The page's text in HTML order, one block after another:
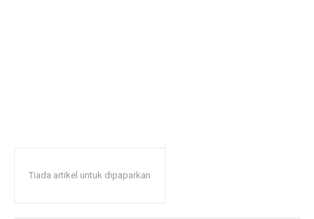
Tiada artikel untuk dipaparkan